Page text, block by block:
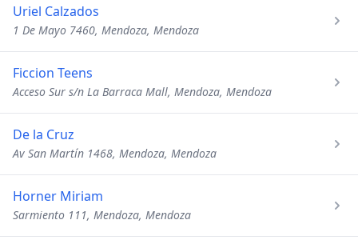
Uriel Calzados
1 De Mayo 7460, Mendoza, Mendoza
Ficcion Teens
Acceso Sur s/n La Barraca Mall, Mendoza, Mendoza
De la Cruz
Av San Martín 1468, Mendoza, Mendoza
Horner Miriam
Sarmiento 111, Mendoza, Mendoza